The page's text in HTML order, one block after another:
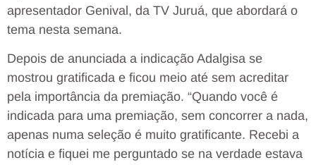
apresentador Genival, da TV Juruá, que abordará o
tema nesta semana.
Depois de anunciada a indicação Adalgisa se
mostrou gratificada e ficou meio até sem acreditar
pela importância da premiação. “Quando você é
indicada para uma premiação, sem concorrer a nada,
apenas numa seleção é muito gratificante. Recebi a
notícia e fiquei me perguntado se na verdade estava